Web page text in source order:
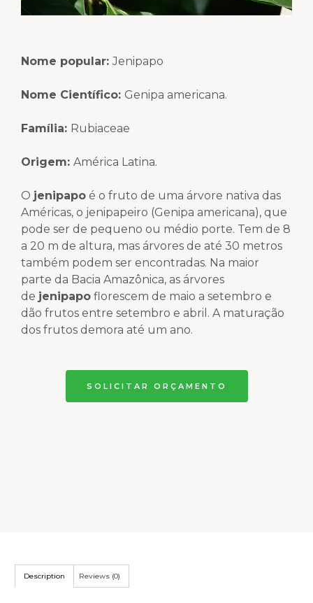
Nome popular:Jenipapo
Nome Científico: Genipa americana.
Família: Rubiaceae
Origem: América Latina.
O jenipapo é o fruto de uma árvore nativa das
Américas, o jenipapeiro (Genipa americana), que
pode ser de pequeno ou médio porte. Tem de 8
a 20 m de altura, mas árvores de até 30 metros
também podem ser encontradas. Na maior
parte da Bacia Amazônica, as árvores
de jenipapo florescem de maio a setembro e
dão frutos entre setembro e abril. A maturação
dos frutos demora até um ano.
SOLICITAR ORÇAMENTO
Description Reviews (0)